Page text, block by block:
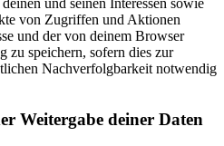
von Zugriffen und Aktionen
und der von deinem Browser
zu speichern, sofern dies zur
Nachverfolgbarkeit notwendig
Weitergabe deiner Daten